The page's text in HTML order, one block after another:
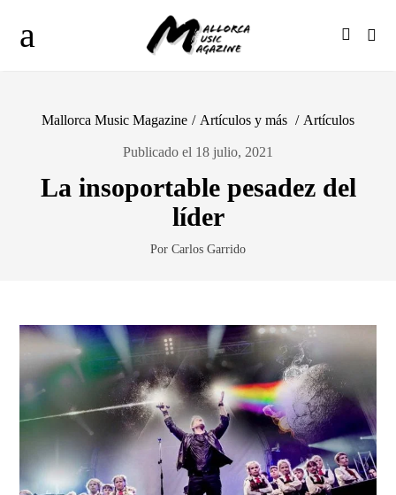
Mallorca Music Magazine / Artículos y más / Artículos
Publicado el 18 julio, 2021
La insoportable pesadez del
líder
Por Carlos Garrido